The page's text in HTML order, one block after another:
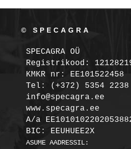
© SPECAGRA
SPECAGRA OÜ
Registrikood:
KMKR nr: EE101522458
Tel: (+372) 5354 2238
info@specagra.ee
A/a
BIC: EEUHUEE2X
ASUME AADRESSIL: